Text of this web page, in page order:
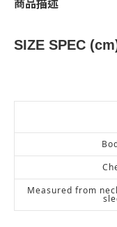
商品描述
SIZE SPEC
Measured from